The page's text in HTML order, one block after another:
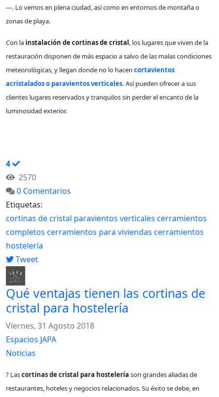
—. Lo vemos en plena ciudad, así como en entornos de montaña o
zonas de playa.
Con la instalación de cortinas de cristal, los lugares que viven de la
restauración disponen de más espacio a salvo de las malas condiciones
meteorológicas, y llegan donde no lo hacen cortavientos
acristalados o paravientos verticales. Así pueden ofrecer a sus
clientes lugares reservados y tranquilos sin perder el encanto de la
luminosidad exterior.
4
2570
0 Comentarios
Etiquetas:
cortinas de cristal paravientos verticales cerramientos
completos cerramientos para viviendas cerramientos
hostelería
Tweet
Qué ventajas tienen las cortinas de
cristal para hostelería
Viernes, 31 Agosto 2018
Espacios JAPA
Noticias
?️ Lascortinas de cristal para hostelería son grandes aliadas de
restaurantes, hoteles y negocios relacionados. Su éxito se debe, en